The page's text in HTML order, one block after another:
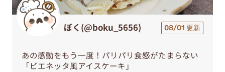
ぼく(@boku_5656) 08/01 更新
あの感動をもう一度！パリパリ食感がたまらない
「ビエネッタ風アイスケーキ」